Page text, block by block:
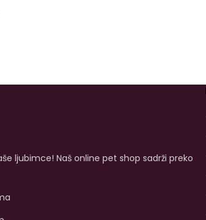
ljubimce! Naš online pet shop sadrži preko